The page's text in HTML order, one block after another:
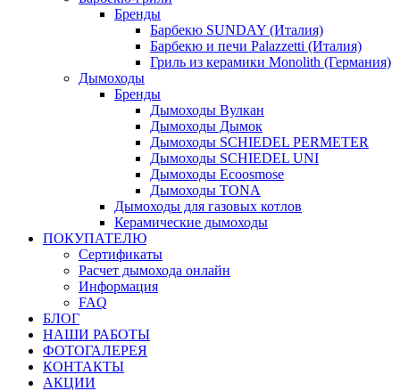
Бренды
Барбекю SUNDAY (Италия)
Барбекю и печи Palazzetti (Италия)
Гриль из керамики Monolith (Германия)
Дымоходы
Бренды
Дымоходы Вулкан
Дымоходы Дымок
Дымоходы SCHIEDEL PERMETER
Дымоходы SCHIEDEL UNI
Дымоходы Ecoosmose
Дымоходы TONA
Дымоходы для газовых котлов
Керамические дымоходы
ПОКУПАТЕЛЮ
Сертификаты
Расчет дымохода онлайн
Информация
FAQ
БЛОГ
НАШИ РАБОТЫ
ФОТОГАЛЕРЕЯ
КОНТАКТЫ
АКЦИИ